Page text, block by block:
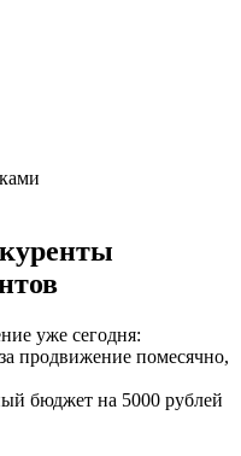
уже сегодня:
продвижение помесячно,
бюджет на 5000 рублей